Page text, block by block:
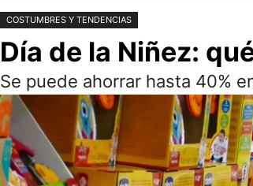
COSTUMBRES Y TENDENCIAS
Día de la Niñez:
Se puede ahorrar hasta 40%